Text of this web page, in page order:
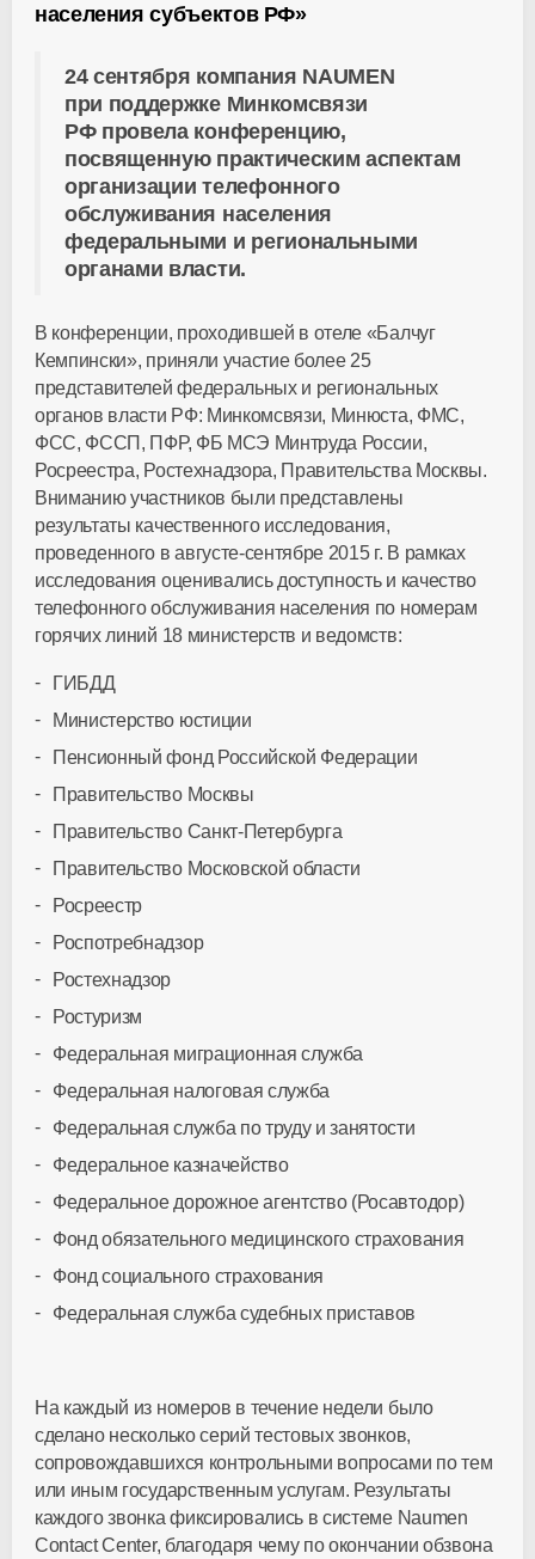
населения субъектов РФ»
24 сентября компания NAUMEN
при поддержке Минкомсвязи
РФ провела конференцию,
посвященную практическим аспектам
организации телефонного
обслуживания населения
федеральными и региональными
органами власти.
В конференции, проходившей в отеле «Балчуг
Кемпински», приняли участие более 25
представителей федеральных и региональных
органов власти РФ: Минкомсвязи, Минюста, ФМС,
ФСС, ФССП, ПФР, ФБ МСЭ Минтруда России,
Росреестра, Ростехнадзора, Правительства Москвы.
Вниманию участников были представлены
результаты качественного исследования,
проведенного в августе-сентябре 2015 г. В рамках
исследования оценивались доступность и качество
телефонного обслуживания населения по номерам
горячих линий 18 министерств и ведомств:
ГИБДД
Министерство юстиции
Пенсионный фонд Российской Федерации
Правительство Москвы
Правительство Санкт-Петербурга
Правительство Московской области
Росреестр
Роспотребнадзор
Ростехнадзор
Ростуризм
Федеральная миграционная служба
Федеральная налоговая служба
Федеральная служба по труду и занятости
Федеральное казначейство
Федеральное дорожное агентство (Росавтодор)
Фонд обязательного медицинского страхования
Фонд социального страхования
Федеральная служба судебных приставов
На каждый из номеров в течение недели было
сделано несколько серий тестовых звонков,
сопровождавшихся контрольными вопросами по тем
или иным государственным услугам. Результаты
каждого звонка фиксировались в системе Naumen
Contact Center, благодаря чему по окончании обзвона